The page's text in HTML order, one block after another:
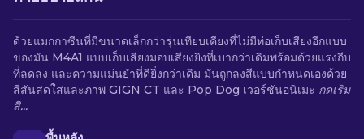
ด้วยแมกกาซีนที่มีขนาดเล็กกว่ารุ่นเทียบเคียงที่ไม่มีท่อเก็บเสียงอีกแบบ
ของมัน M4A1 แบบเก็บเสียงมอบเสียงยิงที่เบากว่าเดิมพร้อมด้วยแรงถีบ
ที่ลดลง และความแม่นยำที่ดียิ่งกว่าเดิม มันถูกลงสีแบบกำหนดเองด้วย
สีสันสดใสและภาพ GIGN CT และ Pop Dog เวอร์ชันอนิเมะ กดเริ่ม
สิ...